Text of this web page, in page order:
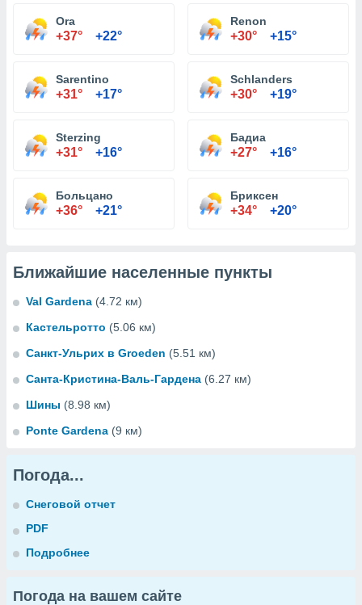
Ora
+37° +22°
Renon
+30° +15°
Sarentino
+31° +17°
Schlanders
+30° +19°
Sterzing
+31° +16°
Бадиа
+27° +16°
Больцано
+36° +21°
Бриксен
+34° +20°
Ближайшие населенные пункты
Val Gardena (4.72 км)
Кастельротто (5.06 км)
Санкт-Ульрих в Groeden (5.51 км)
Санта-Кристина-Валь-Гардена (6.27 км)
Шины (8.98 км)
Ponte Gardena (9 км)
Погода...
Снеговой отчет
PDF
Подробнее
Погода на вашем сайте